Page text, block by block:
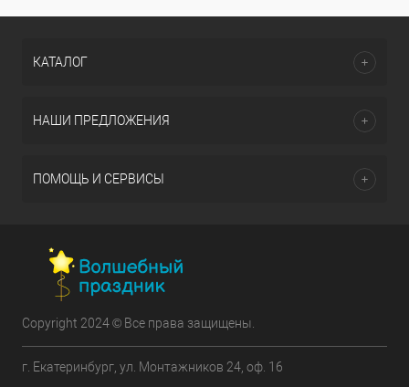
КАТАЛОГ
НАШИ ПРЕДЛОЖЕНИЯ
ПОМОЩЬ И СЕРВИСЫ
Copyright 2024 © Все права защищены.
г. Екатеринбург, ул. Монтажников 24, оф. 16